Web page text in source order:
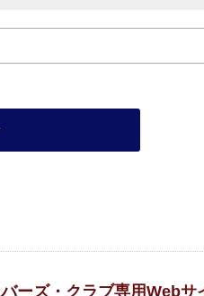
ーズ・クラブ専用Webサ